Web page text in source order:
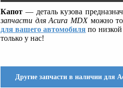
Капот — деталь кузова
запчасти для Acura MDXможно
для вашего автомобиля по
только у нас!
Другие запчасти в наличии для